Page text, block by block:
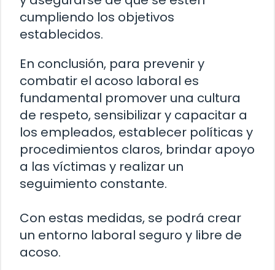
cumpliendo los objetivos
establecidos.
En conclusión, para prevenir y
combatir el acoso laboral es
fundamental promover una cultura
de respeto, sensibilizar y capacitar a
los empleados, establecer políticas y
procedimientos claros, brindar apoyo
a las víctimas y realizar un
seguimiento constante.
Con estas medidas, se podrá crear
un entorno laboral seguro y libre de
acoso.